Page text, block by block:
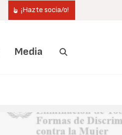
¡Hazte socia/o!
Media